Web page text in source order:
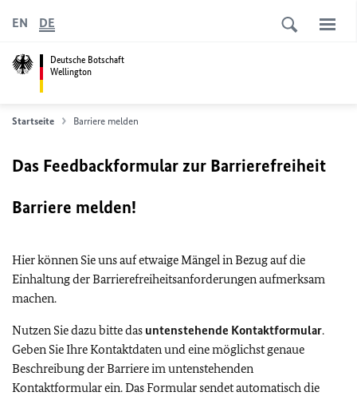
Deutsche Botschaft
Wellington
EN DE
Startseite Barriere melden
Das Feedbackformular zur Barrierefreiheit
Barriere melden!
Hier können Sie uns auf etwaige Mängel in Bezug auf die
Einhaltung der Barrierefreiheitsanforderungen aufmerksam
machen.
Nutzen Sie dazu bitte das untenstehende Kontaktformular.
Geben Sie Ihre Kontaktdaten und eine möglichst genaue
Beschreibung der Barriere im untenstehenden
Kontaktformular ein. Das Formular sendet automatisch die